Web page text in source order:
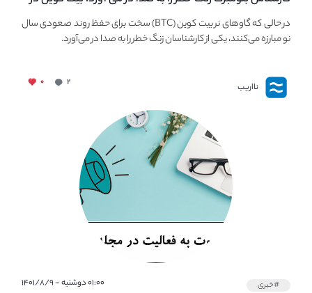
معرض خطر سقوط بزرگ است - دلیل آن چیست؟در حالی که گاوهای نر بیت کوین (BTC) سخت برای حفظ روند صعودی سال
نو مبارزه می‌کنند، یکی از کارشناسان زنگ خطر را به صدا در می‌آورد.
نااریب ۲ ۰
#خبری ۰۱:۰۰ دوشنبه - ۱۴۰۱/۸/۹